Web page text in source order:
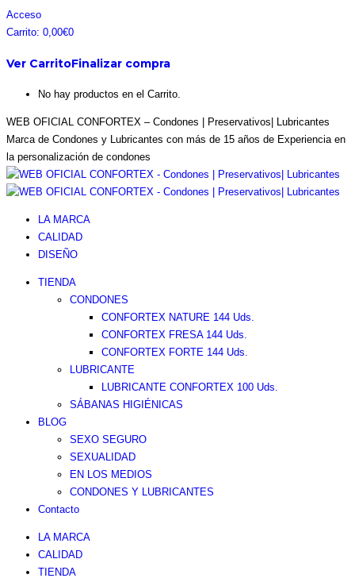
Saltar
al
Facebook
page
in
Instagram
page
in
Pinterest
page
in
Twitter
page
in
Acceso
Carrito: 0,00€0
Ver CarritoFinalizar compra
No hay productos en el Carrito.
WEB OFICIAL CONFORTEX – Condones | Preservativos| Lubricantes
Marca de Condones y Lubricantes con más de 15 años de Experiencia en
la personalización de condones
LA MARCA
CALIDAD
DISEÑO
TIENDA
CONDONES
CONFORTEX NATURE 144 Uds.
CONFORTEX FRESA 144 Uds.
CONFORTEX FORTE 144 Uds.
LUBRICANTE
LUBRICANTE CONFORTEX 100 Uds.
SÁBANAS HIGIÉNICAS
BLOG
SEXO SEGURO
SEXUALIDAD
EN LOS MEDIOS
CONDONES Y LUBRICANTES
Contacto
LA MARCA
CALIDAD
TIENDA